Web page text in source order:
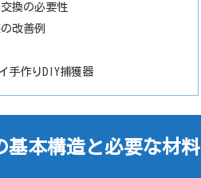
換の必要性
改善例
手作りDIY捕獲器
基本構造と必要な材料